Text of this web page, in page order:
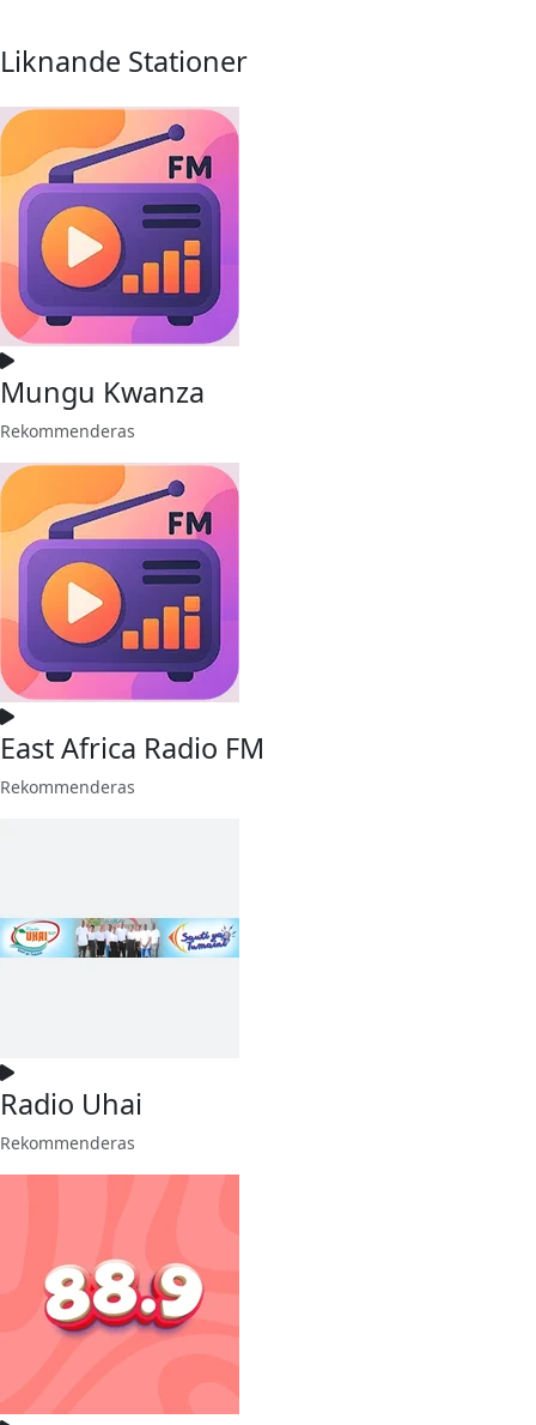
Liknande Stationer
Mungu Kwanza
Rekommenderas
East Africa Radio FM
Rekommenderas
Radio Uhai
Rekommenderas